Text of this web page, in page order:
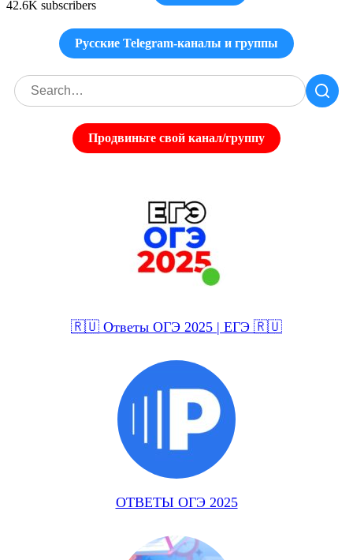
42.6K subscribers
Русские Telegram-каналы и группы
Продвиньте свой канал/группу
🇷🇺 Ответы ОГЭ 2025 | ЕГЭ 🇷🇺
ОТВЕТЫ ОГЭ 2025